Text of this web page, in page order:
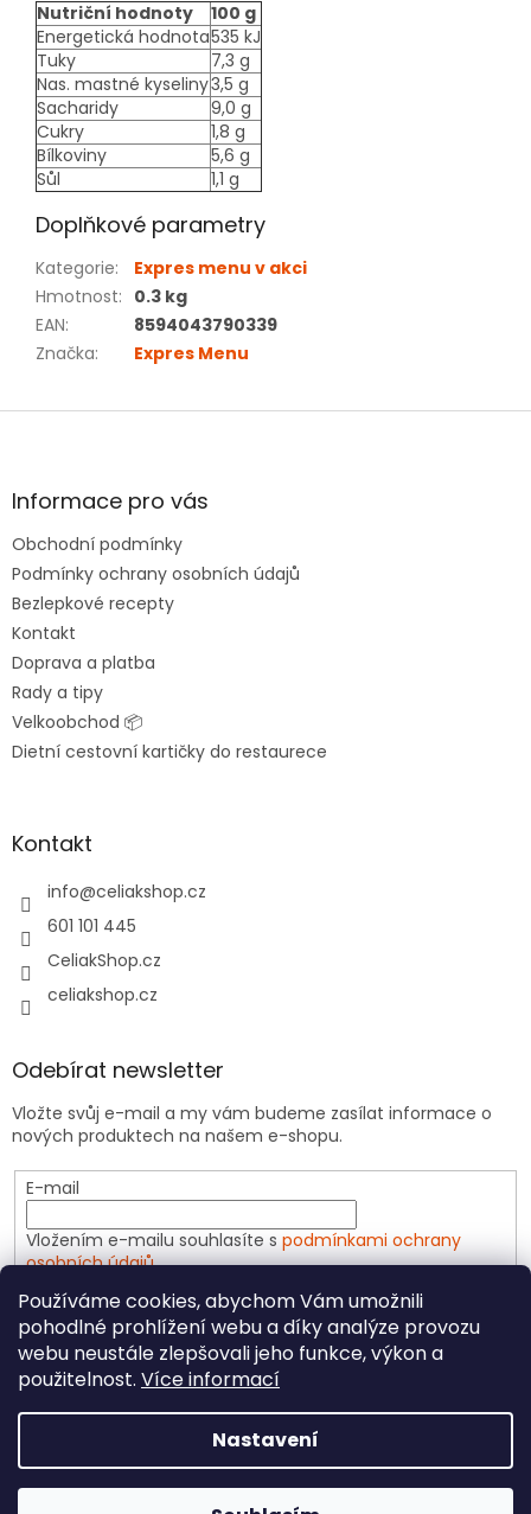
Používáme cookies, abychom Vám umožnili
pohodlné prohlížení webu a díky analýze provozu
webu neustále zlepšovali jeho funkce, výkon a
použitelnost. Více informací
Nastavení
Nutriční hodnoty
100 g
Energetická hodnota535 kJ
Tuky
7,3 g
Nas. mastné kyseliny3,5 g
Sacharidy
9,0 g
Cukry
1,8 g
Bílkoviny
5,6 g
Sůl
1,1 g
Doplňkové parametry
Kategorie:
Expres menu v akci
Hmotnost: 0.3 kg
EAN:
8594043790339
Značka: Expres Menu
Z
aInformace pro vás
Obchodní podmínky
Podmínky ochrany osobních údajů
Bezlepkové recepty
Kontakt
Doprava a platba
Rady a tipy
Velkoobchod 📦
Dietní cestovní kartičky do restaurece
Kontakt
info@celiakshop.cz
601 101 445
CeliakShop.cz
celiakshop.cz
Odebírat newsletter
Vložte svůj e-mail a my vám budeme zasílat informace o
nových produktech na našem e-shopu.
E-mail
Vložením e-mailu souhlasíte s podmínkami ochrany
osobních údajů
PŘIHLÁSIT SE
Copyright 2026CeliakShop.cz. Všechna práva